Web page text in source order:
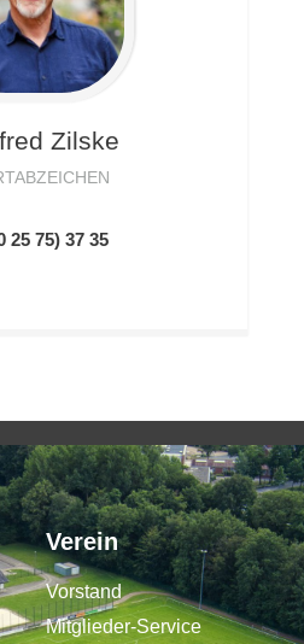
Zilske
25 75) 37 35
Verein
Vorstand
Mitglieder-Service